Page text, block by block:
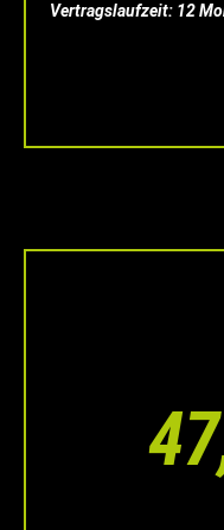
Vertragslaufzeit: 12